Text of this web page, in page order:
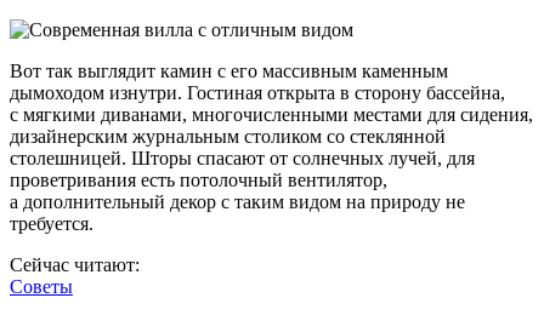
Вот так выглядит камин с его массивным каменным
дымоходом изнутри. Гостиная открыта в сторону бассейна,
с мягкими диванами, многочисленными местами для сидения,
дизайнерским журнальным столиком со стеклянной
столешницей. Шторы спасают от солнечных лучей, для
проветривания есть потолочный вентилятор,
а дополнительный декор с таким видом на природу не
требуется.
Сейчас читают:
Советы